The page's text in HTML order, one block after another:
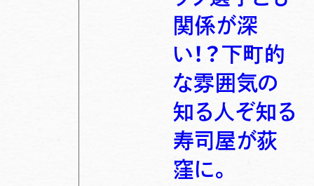
関係が深
い！？下町的
な雰囲気の
知る人ぞ知る
寿司屋が荻
窪に。